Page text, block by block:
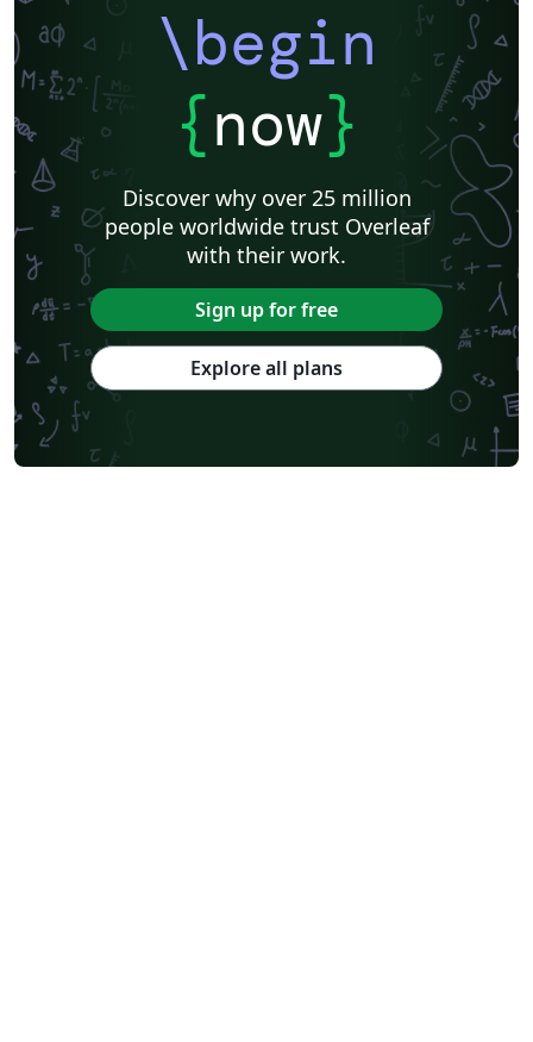
\begin
{now}
Discover why over 25 million
people worldwide trust Overleaf
with their work.
Sign up for free
Explore all plans